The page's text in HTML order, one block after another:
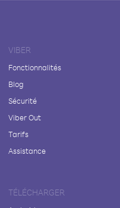
VIBER
Fonctionnalités
Blog
Sécurité
Viber Out
Tarifs
Assistance
TÉLÉCHARGER